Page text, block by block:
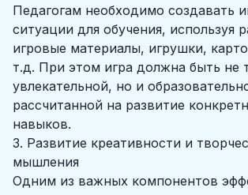
Педагогам необходимо создавать
ситуации для обучения, используя
игровые материалы, игрушки,
т.д. При этом игра должна быть не
увлекательной, но и
рассчитанной на развитие
навыков.
3. Развитие креативности и
мышления
Одним из важных компонентов